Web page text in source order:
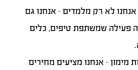
אנחנו לא רק מלמדים – אנחנו גם
פעילה שמשתפת טיפים, כלים
מימון– אנחנו מציעים מחירים